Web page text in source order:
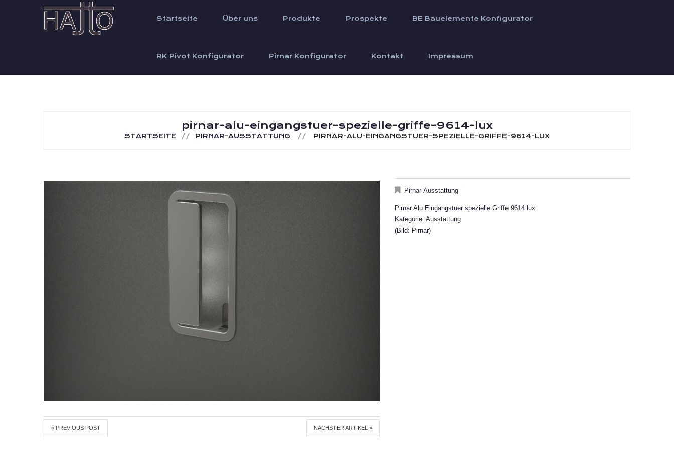
Startseite Über uns Produkte Prospekte BE Bauelemente Konfigurator
RK Pivot Konfigurator Pirnar Konfigurator Kontakt Impressum
pirnar-alu-eingangstuer-spezielle-griffe-9614-lux
STARTSEITE PIRNAR-AUSSTATTUNG PIRNAR-ALU-EINGANGSTUER-SPEZIELLE-GRIFFE-9614-LUX
« PREVIOUS POST NÄCHSTER ARTIKEL »
Pirnar-Ausstattung
Pirnar Alu Eingangstuer spezielle Griffe 9614 lux
Kategorie: Ausstattung
(Bild: Pirnar)